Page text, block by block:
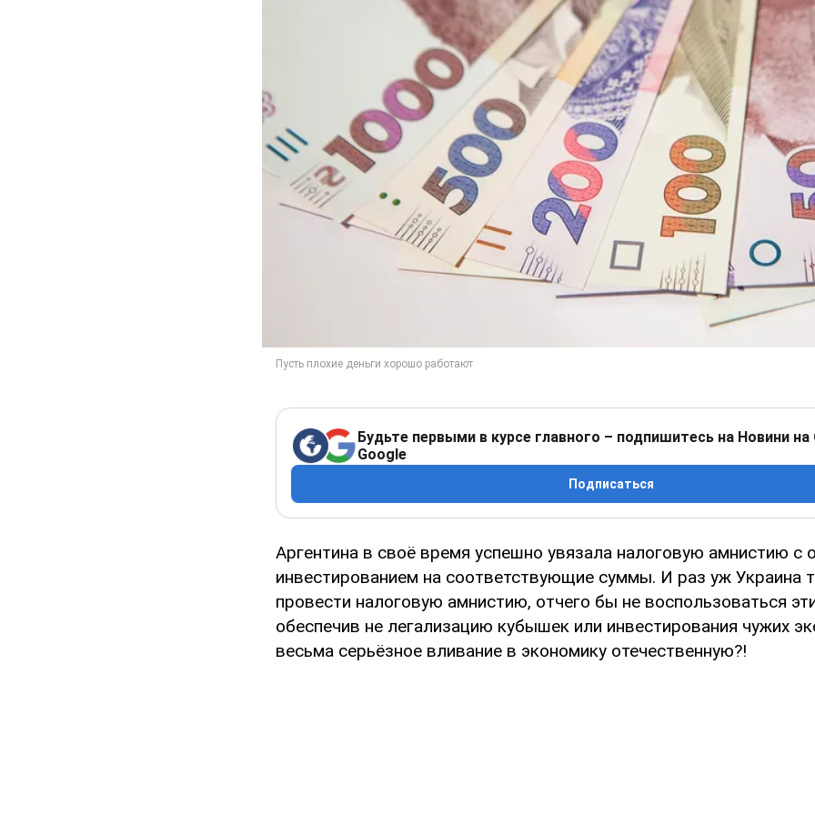
Будьте первыми в курсе главного – подпишитесь на Новини на
Google
Подписаться
Аргентина в своё время успешно увязала налоговую амнистию с
инвестированием на соответствующие суммы. И раз уж Украина
провести налоговую амнистию, отчего бы не воспользоваться
обеспечив не легализацию кубышек или инвестирования чужих
весьма серьёзное вливание в экономику отечественную?!